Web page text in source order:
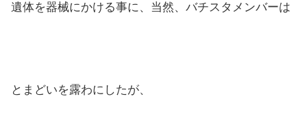
遺体を器械にかける事に、当然、バチスタメンバーは
とまどいを露わにしたが、